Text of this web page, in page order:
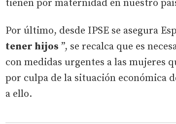
tienen por maternidad en nuestro
Por último, desde IPSE se asegura
tener hijos ”, se recalca que es
con medidas urgentes a las mujeres
por culpa de la situación económica
a ello.